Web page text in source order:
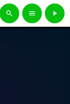
search menu play_arrow